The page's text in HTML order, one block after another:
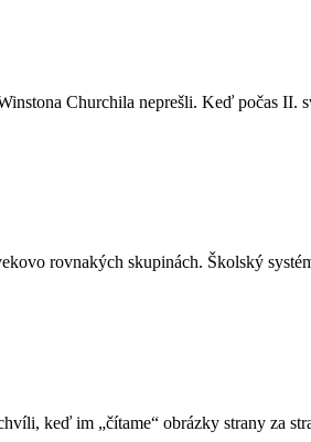
Churchila neprešli. Keď počas II.
rovnakých skupinách. Školský
keď im „čítame“ obrázky strany za